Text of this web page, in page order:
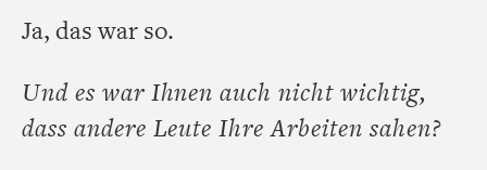
Ja, das war so.
Und es war Ihnen auch nicht wichtig,
dass andere Leute Ihre Arbeiten sahen?